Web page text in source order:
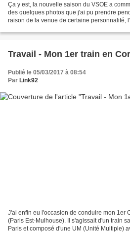
Ça y est, la nouvelle saison du VSOE a
des quelques photos que j'ai pu prendre
raison de la venue de certaine personnalité,
Travail - Mon 1er train en
Publié le 05/03/2017 à 08:54
Par Link92
J'ai enfin eu l'occasion de conduire mon 1er
(Paris Est-Mulhouse). Il s'agissait d'un train
Paris et composé d'une UM (Unité Multiple)